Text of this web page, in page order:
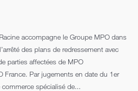
accompagne le Groupe MPO dans
des plans de redressement avec
parties affectées de MPO
France. Par jugements en date du 1er
spécialisé de...